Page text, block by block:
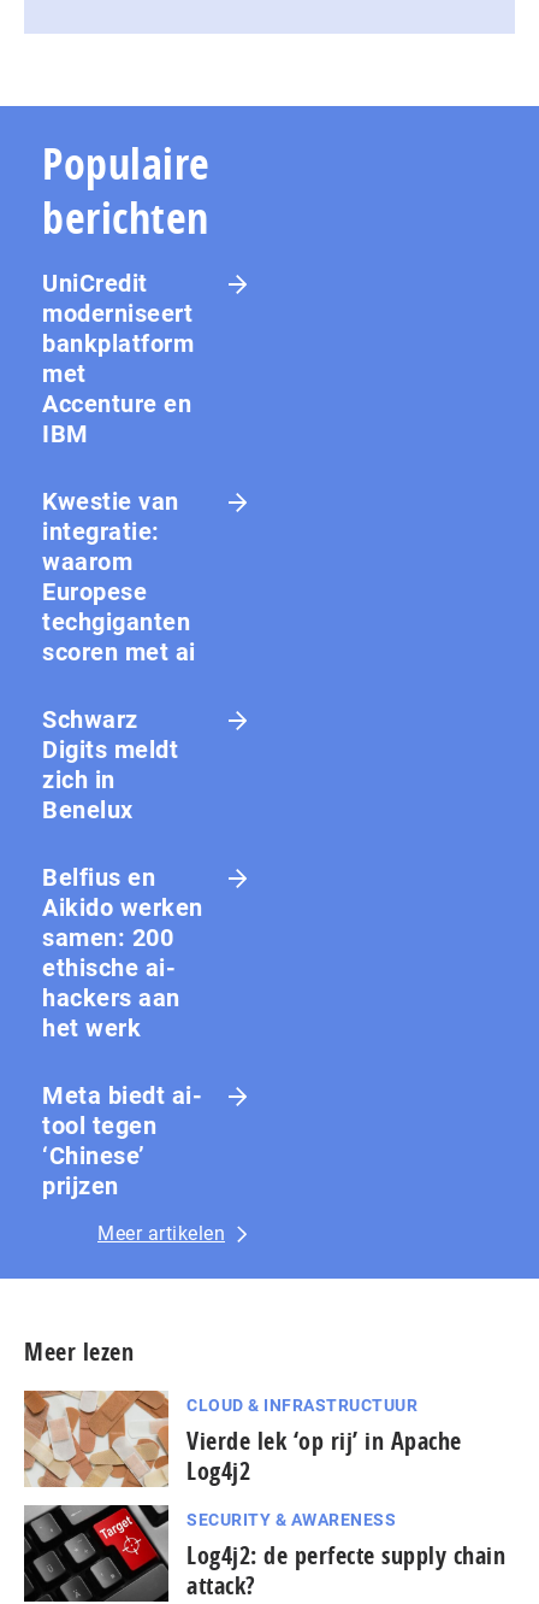
Populaire
berichten
UniCredit
moderniseert
bankplatform
met
Accenture en
IBM
Kwestie van
integratie:
waarom
Europese
techgiganten
scoren met ai
Schwarz
Digits meldt
zich in
Benelux
Belfius en
Aikido werken
samen: 200
ethische ai-
hackers aan
het werk
Meta biedt ai-
tool tegen
‘Chinese’
prijzen
Meer artikelen
Meer lezen
CLOUD & INFRASTRUCTUUR
Vierde lek ‘op rij’ in Apache
Log4j2
SECURITY & AWARENESS
Log4j2: de perfecte supply chain
attack?